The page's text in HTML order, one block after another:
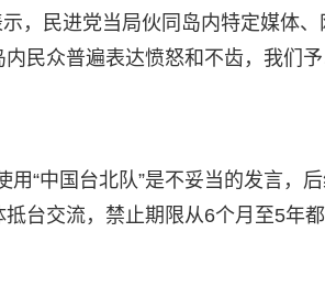
，民进党当局伙同岛内特定媒体、
民众普遍表达愤怒和不齿，我们
“中国台北队”是不妥当的发言，
台交流，禁止期限从6个月至5年